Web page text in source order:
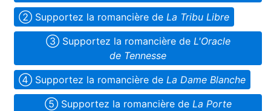
➁ Supportez la romancière de La Tribu Libre
➂ Supportez la romancière de L'Oracle
de Tennesse
➃ Supportez la romancière de La Dame Blanche
➄ Supportez la romancière de La Porte